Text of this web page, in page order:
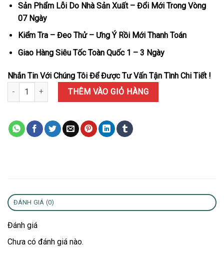
Sản Phẩm Lỗi Do Nhà Sản Xuất – Đổi Mới Trong Vòng
07 Ngày
Kiểm Tra – Đeo Thử – Ưng Ý Rồi Mới Thanh Toán
Giao Hàng Siêu Tốc Toàn Quốc 1 – 3 Ngày
Nhắn Tin Với Chúng Tôi Để Được Tư Vấn Tận Tình Chi Tiết !
Đồng Hồ Rolex Submariner No Date 114060 Mặt Đen Rep 1:1 VSF
THÊM VÀO GIỎ HÀNG
ĐÁNH GIÁ (0)
Đánh giá
Chưa có đánh giá nào.